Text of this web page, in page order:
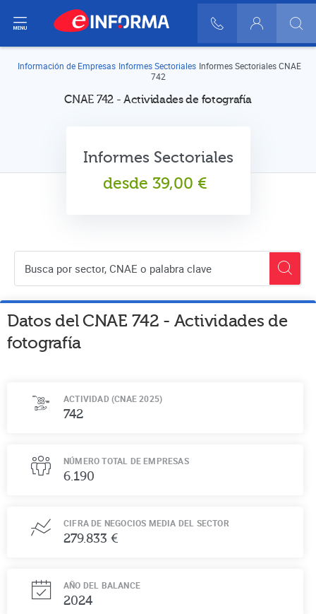
900 10 30 20
Login
Información de Empresas Informes Sectoriales Informes Sectoriales CNAE
742
CNAE 742 - Actividades de fotografía
Informes Sectoriales
desde 39,00 €
Datos del CNAE 742 - Actividades de
fotografía
ACTIVIDAD (CNAE 2025)
742
NÚMERO TOTAL DE EMPRESAS
6.190
CIFRA DE NEGOCIOS MEDIA DEL SECTOR
279.833 €
AÑO DEL BALANCE
2024